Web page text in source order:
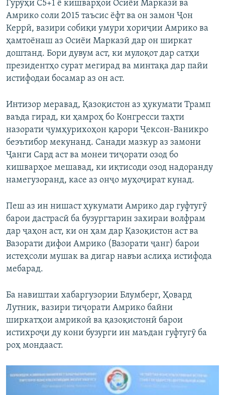
Гурӯҳи C5+1 ё кишварҳои Осиёи Марказӣ ва
Амрико соли 2015 таъсис ёфт ва он замон Ҷон
Керрӣ, вазири собиқи умури хориҷии Амрико ва
ҳамтоёнаш аз Осиёи Марказӣ дар он ширкат
доштанд. Бори дувум аст, ки мулоқот дар сатҳи
президентҳо сурат мегирад ва минтақа дар пайи
истифодаи босамар аз он аст.
Интизор меравад, Қазоқистон аз ҳукумати Трамп
ваъда гирад, ки ҳамроҳ бо Конгресси таҳти
назорати ҷумҳурихоҳон қарори Ҷексон-Ваникро
беэътибор мекунанд. Санади мазкур аз замони
Ҷанги Сард аст ва монеи тиҷорати озод бо
кишварҳое мешавад, ки иқтисоди озод надоранду
намегузоранд, касе аз онҷо муҳоҷират кунад.
Пеш аз ин нишаст ҳукумати Амрико дар гуфтугӯ
барои дастрасӣ ба бузургтарин захираи волфрам
дар ҷаҳон аст, ки он ҳам дар Қазоқистон аст ва
Вазорати дифои Амрико (Вазорати ҷанг) барои
истеҳсоли мушак ва дигар навъи аслиҳа истифода
мебарад.
Ба навиштаи хабаргузории Блумберг, Ҳовард
Лутник, вазири тиҷорати Амрико байни
ширкатҳои амрикоӣ ва қазоқистонӣ барои
истихроҷи ду кони бузурги ин маъдан гуфтугӯ ба
роҳ мондааст.